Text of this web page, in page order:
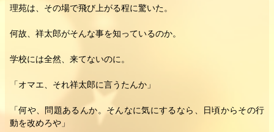
理苑は、その場で飛び上がる程に驚いた。
何故、祥太郎がそんな事を知っているのか。
学校には全然、来てないのに。
「オマエ、それ祥太郎に言うたんか」
「何や、問題あるんか。そんなに気にするなら、日頃からその行
動を改めろや」